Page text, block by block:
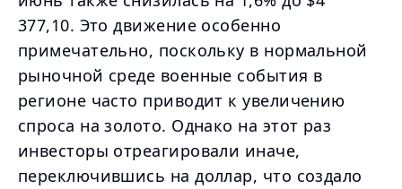
377,10. Это движение особенно
примечательно, поскольку в нормальной
рыночной среде военные события в
регионе часто приводит к увеличению
спроса на золото. Однако на этот раз
инвесторы отреагировали иначе,
переключившись на доллар, что создало